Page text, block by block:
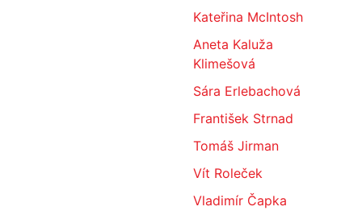
Kateřina McIntosh
Aneta Kaluža
Klimešová
Sára Erlebachová
František Strnad
Tomáš Jirman
Vít Roleček
Vladimír Čapka